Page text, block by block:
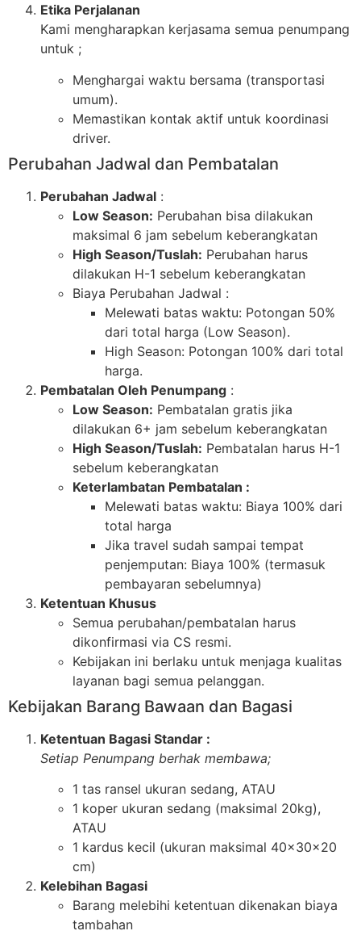
Etika Perjalanan
Kami mengharapkan kerjasama semua penumpang
untuk ;
Menghargai waktu bersama (transportasi
umum).
Memastikan kontak aktif untuk koordinasi
driver.
Perubahan Jadwal dan Pembatalan
Perubahan Jadwal :
Low Season: Perubahan bisa dilakukan
maksimal 6 jam sebelum keberangkatan
High Season/Tuslah: Perubahan harus
dilakukan H-1 sebelum keberangkatan
Biaya Perubahan Jadwal :
Melewati batas waktu: Potongan 50%
dari total harga (Low Season).
High Season: Potongan 100% dari total
harga.
Pembatalan Oleh Penumpang :
Low Season: Pembatalan gratis jika
dilakukan 6+ jam sebelum keberangkatan
High Season/Tuslah: Pembatalan harus H-1
sebelum keberangkatan
Keterlambatan Pembatalan :
Melewati batas waktu: Biaya 100% dari
total harga
Jika travel sudah sampai tempat
penjemputan: Biaya 100% (termasuk
pembayaran sebelumnya)
Ketentuan Khusus
Semua perubahan/pembatalan harus
dikonfirmasi via CS resmi.
Kebijakan ini berlaku untuk menjaga kualitas
layanan bagi semua pelanggan.
Kebijakan Barang Bawaan dan Bagasi
Ketentuan Bagasi Standar :
Setiap Penumpang berhak membawa;
1 tas ransel ukuran sedang, ATAU
1 koper ukuran sedang (maksimal 20kg),
ATAU
1 kardus kecil (ukuran maksimal 40x30x20
cm)
Kelebihan Bagasi
Barang melebihi ketentuan dikenakan biaya
tambahan